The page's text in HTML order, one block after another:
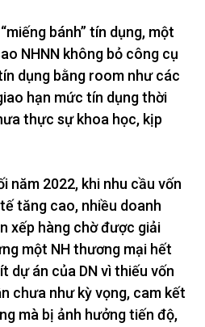
bánh” tín dụng, một
NHNN không bỏ công cụ
dụng bằng room như các
hạn mức tín dụng thời
thực sự khoa học, kịp
năm 2022, khi nhu cầu vốn
tăng cao, nhiều doanh
xếp hàng chờ được giải
một NH thương mại hết
dự án của DN vì thiếu vốn
chưa như kỳ vọng, cam kết
mà bị ảnh hưởng tiến độ,